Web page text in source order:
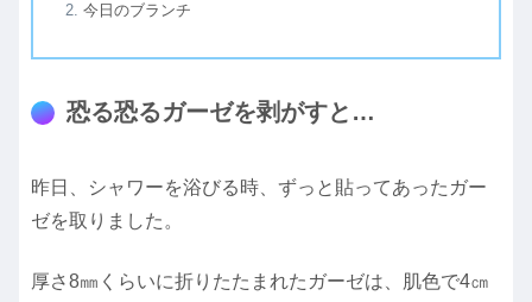
今日のブランチ
恐る恐るガーゼを剥がすと…
昨日、シャワーを浴びる時、ずっと貼ってあったガー
ゼを取りました。
厚さ8㎜くらいに折りたたまれたガーゼは、肌色で4㎝